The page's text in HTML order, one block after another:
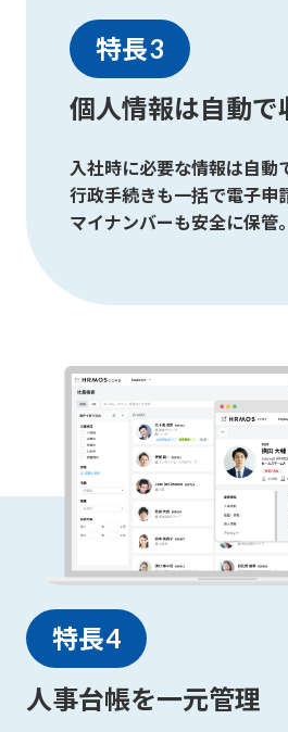
特長3
個人情報は自動で
入社時に必要な情報は自動
行政手続きも一括で電子申
マイナンバーも安全に保管。
特長4
人事台帳を一元管理